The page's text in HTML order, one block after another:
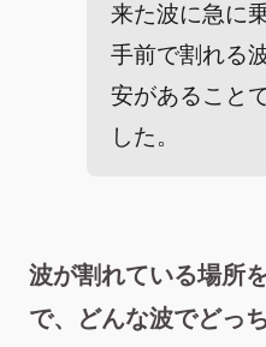
来た波に急に
手前で割れる
安があること
した。
波が割れている場所
で、どんな波でどっ